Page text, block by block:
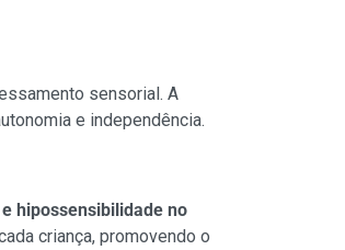
sensorial. A
e independência.
hipossensibilidade no
criança, promovendo o